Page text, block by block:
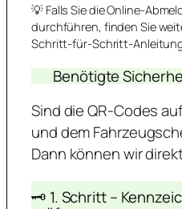
💡 Falls Sie die Online-
durchführen, finden Sie
Schritt-für-Schritt-
Benötigte
Sind die QR-Codes
und dem
Dann können wir
🗝️ 1. Schritt –